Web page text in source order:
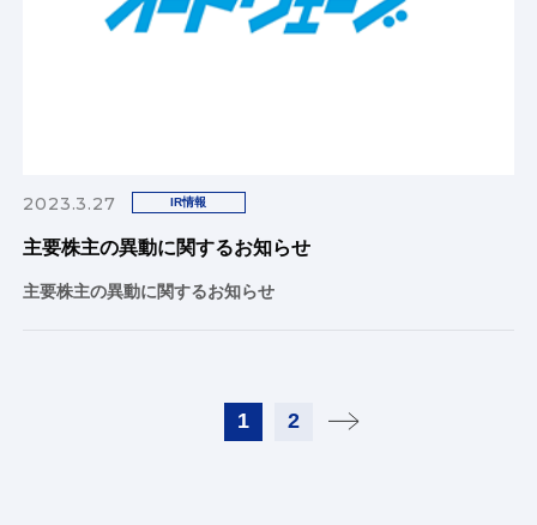
2023.3.27 IR情報
主要株主の異動に関するお知らせ
主要株主の異動に関するお知らせ
1 2